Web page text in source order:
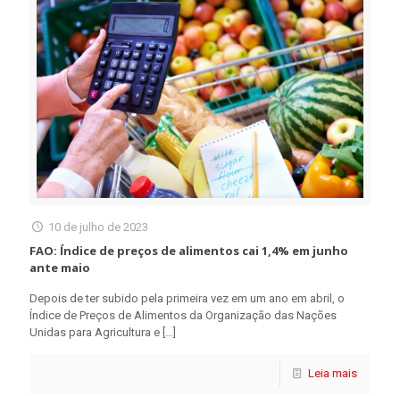
10 de julho de 2023
FAO: Índice de preços de alimentos cai 1,4% em junho
ante maio
Depois de ter subido pela primeira vez em um ano em abril, o
Índice de Preços de Alimentos da Organização das Nações
Unidas para Agricultura e […]
Leia mais